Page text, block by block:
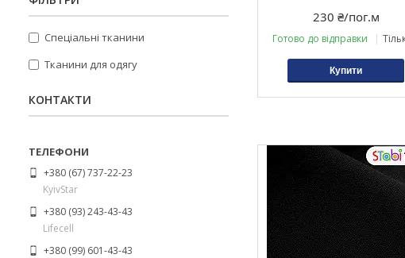
230 ₴/пог.м
Готово до відправки
Купити
Спеціальні тканини
Тканини для одягу
КОНТАКТИ
+380 (67) 737-22-23
KyivStar
+380 (93) 243-43-43
Lifecell
+380 (99) 601-43-43